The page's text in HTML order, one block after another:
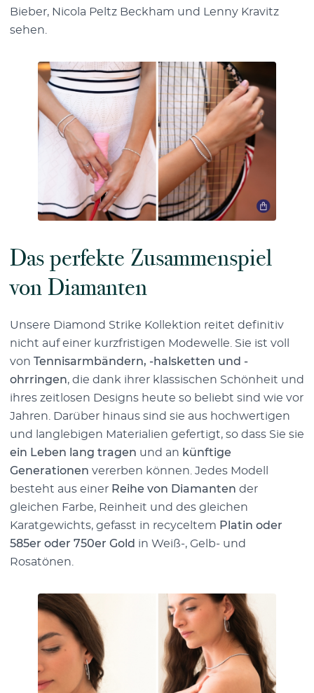
Bieber, Nicola Peltz Beckham und Lenny Kravitz
sehen.
Das perfekte Zusammenspiel
von Diamanten
Unsere Diamond Strike Kollektion reitet definitiv
nicht auf einer kurzfristigen Modewelle. Sie ist voll
von Tennisarmbändern, -halsketten und -
ohrringen, die dank ihrer klassischen Schönheit und
ihres zeitlosen Designs heute so beliebt sind wie vor
Jahren. Darüber hinaus sind sie aus hochwertigen
und langlebigen Materialien gefertigt, so dass Sie sie
ein Leben lang tragen und an künftige
Generationen vererben können. Jedes Modell
besteht aus einer Reihe von Diamanten der
gleichen Farbe, Reinheit und des gleichen
Karatgewichts, gefasst in recyceltem Platin oder
585er oder 750er Gold in Weiß-, Gelb- und
Rosatönen.